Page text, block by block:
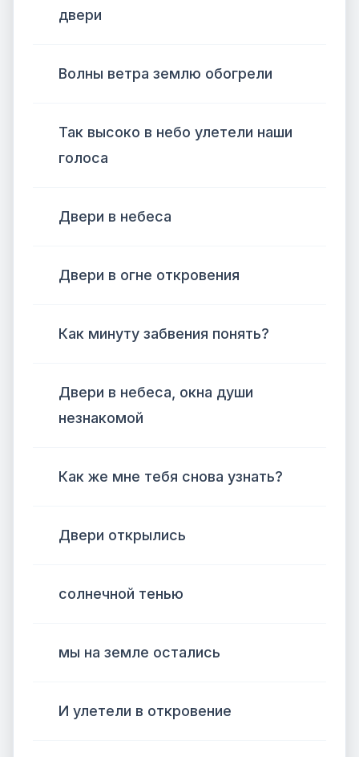
двери
Волны ветра землю обогрели
Так высоко в небо улетели наши
голоса
Двери в небеса
Двери в огне откровения
Как минуту забвения понять?
Двери в небеса, окна души
незнакомой
Как же мне тебя снова узнать?
Двери открылись
солнечной тенью
мы на земле остались
И улетели в откровение